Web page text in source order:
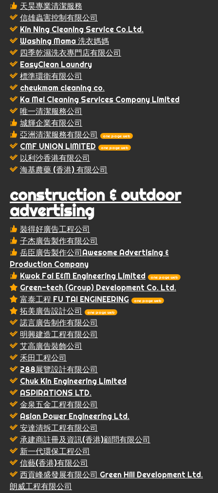
天昊專業清潔服務
信雄蟲害控制有限公司
Kin Ning Cleaning Service Co.Ltd.
Washing Mama 洗衣媽媽
四季乾濕洗衣專門店有限公司
EasyClean Laundry
標準環衛有限公司
cheukmam cleaning co.
Ka Mei Cleaning Services Company Limited
唯一清潔服務公司
城輝企業有限公司
亞洲清潔服務有限公司
one page web
CMF UNION LIMITED one page web
以利沙香港有限公司
海基農藥 (香港) 有限公司
construction & outdoor
advertising
裝得好廣告工程公司
子杰廣告製作有限公司
岳臣廣告製作公司Awesome Advertising &
Production Company
Kwok Fai E&M Engineering Limited
one page web
Green-tech (Group) Development Co. Ltd.
富泰工程 FU TAI ENGINEERING
one page web
拓美廣告設計公司 one page web
諾言廣告制作有限公司
明興建造工程有限公司
艾高廣告裝飾公司
禾田工程公司
288展覽設計有限公司
Chuk Kin Engineering Limited
ASPIRATIONS LTD.
金泉五金工程有限公司
Asian Power Engineering Ltd.
安達清拆工程有限公司
承建商註冊及資訊(香港)顧問有限公司
新一代環保工程公司
信藝(香港)有限公司
西貢峰盛發展有限公司 Green Hill Development Ltd.
朗威工程有限公司